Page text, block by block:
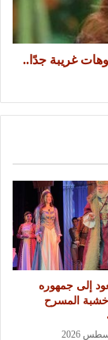
غريبة جدًا..
إلى جمهوره
خشبة المسرح